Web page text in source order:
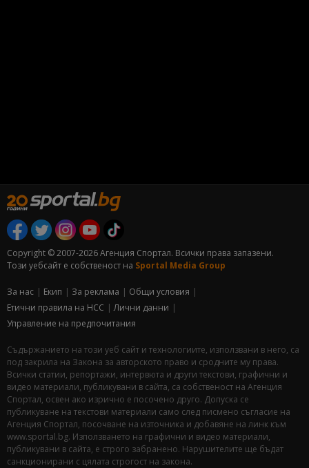
Copyright © 2007-2026 Агенция Спортал. Всички права запазени.
Този уебсайт е собственост на Sportal Media Group
За нас Екип За рекламa
Общи условия
Етични правила на НСС
Лични данни
Управление на предпочитания
Съдържанието на този уеб сайт и технологиите, използвани в него, са
под закрила на Закона за авторското право и сродните му права.
Всички статии, репортажи, интервюта и други текстови, графични и
видео материали, публикувани в сайта, са собственост на Агенция
Спортал, освен ако изрично е посочено друго. Допуска се
публикуване на текстови материали само след писмено съгласие на
Агенция Спортал, посочване на източника и добавяне на линк към
www.sportal.bg. Използването на графични и видео материали,
публикувани в сайта, е строго забранено. Нарушителите ще бъдат
санкционирани с цялата строгост на закона.